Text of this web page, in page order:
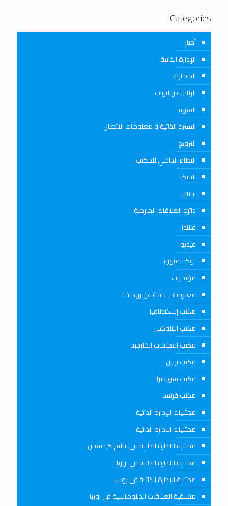
Categories
أخبار
الإدارة الذاتية
الدنمارك
الرئاسة والنواب
السويد
السيرة الذاتية و معلومات الاتصال
النرويج
النظام الداخلي للمكتب
بلجيكا
بيانات
دائرة العلاقات الخارجية
فنلندا
فيديو
لوكسمبورغ
مؤتمرات
معلومات عامة عن روجافا
مكتب إسكندنافيا
مكتب البنلوكس
مكتب العلاقات الخارجية
مكتب برلين
مكتب سويسرا
مكتب فرنسا
ممثليات الإدارة الذاتية
ممثليات الادارة الذاتية
ممثلية الادارة الذاتية في اقليم كردستان
ممثلية الادارة الذاتية في اوربا
ممثلية الادارة الذاتية في روسيا
منسقية العلاقات الدبلوماسية في اوربا